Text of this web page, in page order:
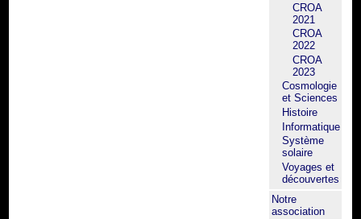
CROA
2021
CROA
2022
CROA
2023
Cosmologie
et Sciences
Histoire
Informatique
Système
solaire
Voyages et
découvertes
Notre
association